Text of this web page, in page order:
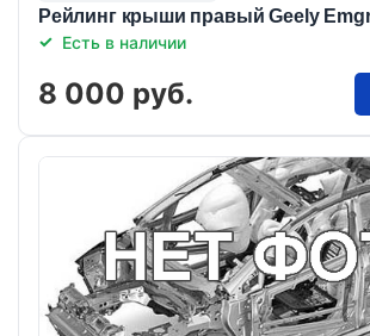
Рейлинг крыши правый Geely
Есть в наличии
8 000 руб.